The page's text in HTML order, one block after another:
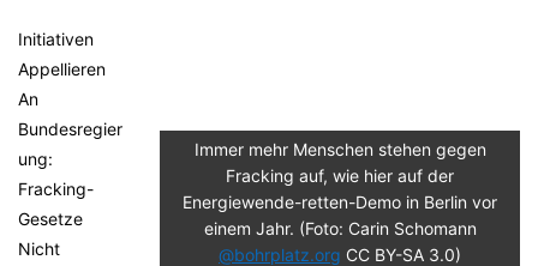
Immer mehr Menschen stehen gegen
Fracking auf, wie hier auf der
Energiewende-retten-Demo in Berlin vor
einem Jahr. (Foto: Carin Schomann
@bohrplatz.org CC BY-SA 3.0)
Initiativen
Appellieren
An
Bundesregier
Ung:
Fracking-
Gesetze
Nicht